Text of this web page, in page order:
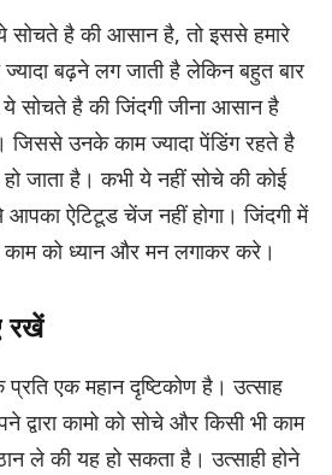
है की आसान है, तो इससे हमारे
बढ़ने लग जाती है लेकिन बहुत बार
सोचते है की जिंदगी जीना आसान है
उनके काम ज्यादा पेंडिंग रहते है
जाता है। कभी ये नहीं सोचे की कोई
ऐटिटूड चेंज नहीं होगा। जिंदगी में
को ध्यान और मन लगाकर करे।
रखें
एक महान दृष्टिकोण है। उत्साह
कामो को सोचे और किसी भी काम
ले की यह हो सकता है। उत्साही होने